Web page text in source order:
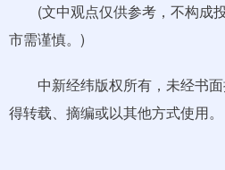
(文中观点仅供参考，不构成
市需谨慎。)
中新经纬版权所有，未经书面
得转载、摘编或以其他方式使用。